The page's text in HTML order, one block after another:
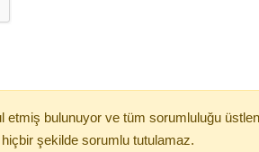
etmiş bulunuyor ve tüm sorumluluğu
şekilde sorumlu tutulamaz.